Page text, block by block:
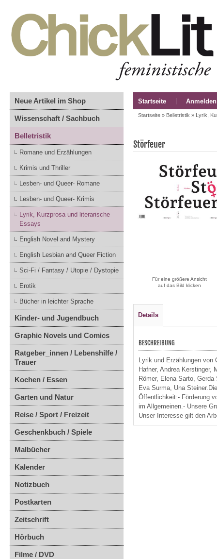
Neue Artikel im Shop
Wissenschaft / Sachbuch
Belletristik
Romane und Erzählungen
Krimis und Thriller
Lesben- und Queer- Romane
Lesben- und Queer- Krimis
Lyrik, Kurzprosa und literarische
Essays
English Novel and Mystery
English Lesbian and Queer Fiction
Sci-Fi / Fantasy / Utopie / Dystopie
Erotik
Bücher in leichter Sprache
Kinder- und Jugendbuch
Graphic Novels und Comics
Ratgeber_innen / Lebenshilfe /
Trauer
Kochen / Essen
Garten und Natur
Reise / Sport / Freizeit
Geschenkbuch / Spiele
Malbücher
Kalender
Notizbuch
Postkarten
Zeitschrift
Hörbuch
Filme / DVD
Startseite Anmelden
Startseite » Belletristik » Lyrik,
Störfeuer
Für eine größere Ansicht
auf das Bild klicken
Details
BESCHREIBUNG
Lyrik und Erzählungen von
Hafner, Andrea Kerstinger,
Römer, Elena Sarto,
Eva Surma, Una
Öffentlichkeit:- Förderung
im Allgemeinen.- Unsere
Unser Interesse gilt den